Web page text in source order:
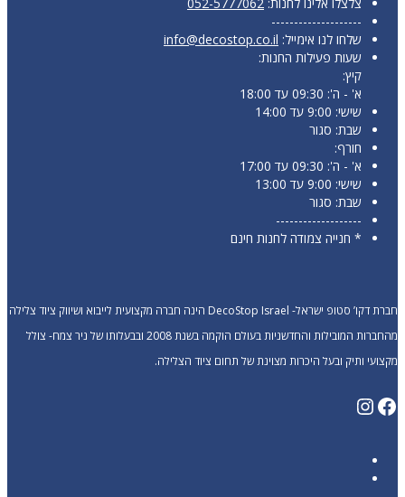
--------------------
שלחו לנו אימייל: info@decostop.co.il
שעות פעילות החנות:
קיץ:
א' - ה': 09:30 עד 18:00
שישי: 9:00 עד 14:00
שבת: סגור
חורף:
א' - ה': 09:30 עד 17:00
שישי: 9:00 עד 13:00
שבת: סגור
-------------------
* חנייה צמודה לחנות חינם
חברת דקו’ סטופ ישראל- DecoStop Israel הינה חברה מקצועית לייבוא ושיווק ציוד צלילה
מהחברות המובילות והחדשניות בעולם הוקמה בשנת 2008 ובבעלותו של ניר צמח- צולל
מקצועי ותיק ובעל היכרות מצוינת של תחום ציוד הצלילה.
Facebook
Instagram